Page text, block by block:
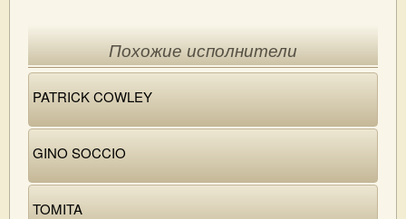
Похожие исполнители
PATRICK COWLEY
GINO SOCCIO
TOMITA